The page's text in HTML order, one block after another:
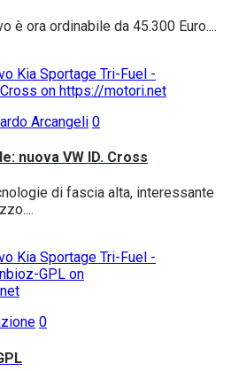
è ora ordinabile da 45.300 Euro....
Arcangeli 0
nuova VW ID. Cross
di fascia alta, interessante
0